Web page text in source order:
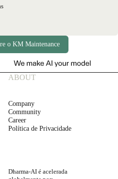
o KM Maintenance
ABOUT
Company
Community
Career
Política de Privacidade
Dharma-AI é acelerada